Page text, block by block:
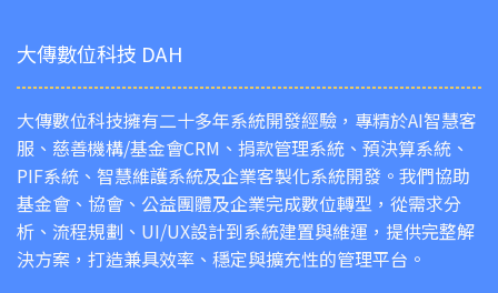
大傳數位科技 DAH
大傳數位科技擁有二十多年系統開發經驗，專精於AI智慧客
服、慈善機構/基金會CRM、捐款管理系統、預決算系統、
PIF系統、智慧維護系統及企業客製化系統開發。我們協助
基金會、協會、公益團體及企業完成數位轉型，從需求分
析、流程規劃、UI/UX設計到系統建置與維運，提供完整解
決方案，打造兼具效率、穩定與擴充性的管理平台。